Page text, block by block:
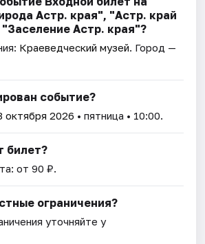
Астр. края", "Астр. край
Астр. края"?
Краеведческий музей. Город —
событие?
октября 2026 • пятница • 10:00.
билет?
от 90 ₽.
ограничения?
уточняйте у